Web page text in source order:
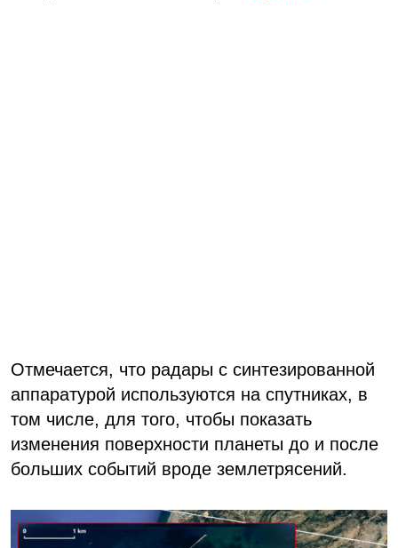
Отмечается, что радары с синтезированной
аппаратурой используются на спутниках, в
том числе, для того, чтобы показать
изменения поверхности планеты до и после
больших событий вроде землетрясений.